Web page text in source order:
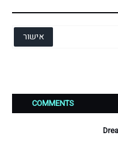
COMMENTS